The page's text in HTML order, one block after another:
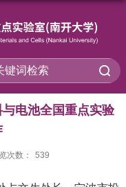
电池全国重点实验
次数： 539